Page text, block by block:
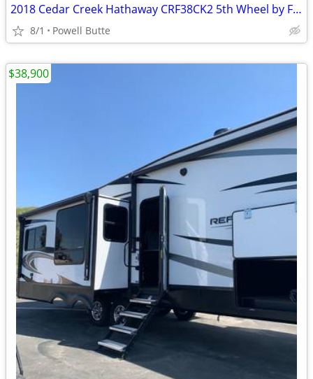
2018 Cedar Creek Hathaway CRF38CK2 5th Wheel by Forest River 41.5ft
8/1 Powell Butte
$38,900